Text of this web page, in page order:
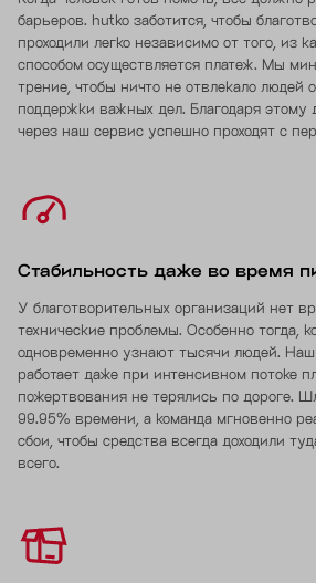
барьеров. hutko заботится, чтобы
проходили легко независимо от того, из
способом осуществляется платеж. Мы
трение, чтобы ничто не отвлекало людей
поддержки важных дел. Благодаря этому
через наш сервис успешно проходят с
Стабильность даже во время
У благотворительных организаций нет
технические проблемы. Особенно тогда,
одновременно узнают тысячи людей.
работает даже при интенсивном потоке
пожертвования не терялись по дороге.
99.95% времени, а команда мгновенно
сбои, чтобы средства всегда доходили
всего.